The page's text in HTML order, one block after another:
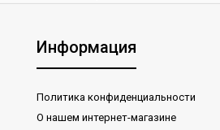
Гироскутер Белый граффити
Wheel White Graffiti
Информация
Политика конфиденциальности
О нашем интернет-магазине